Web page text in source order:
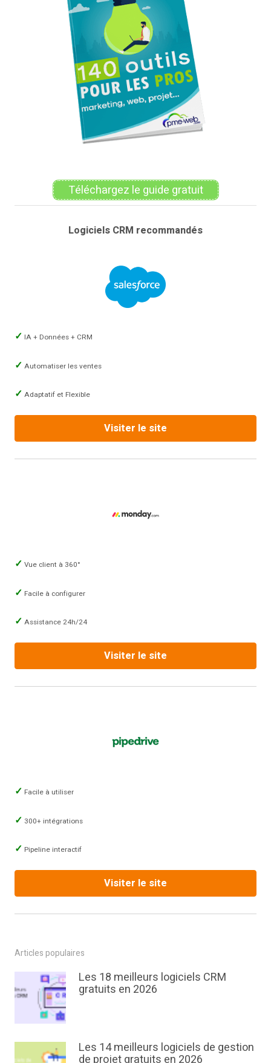
Téléchargez le guide gratuit
Logiciels CRM recommandés
IA + Données + CRM
Automatiser les ventes
Adaptatif et Flexible
Visiter le site
Vue client à 360°
Facile à configurer
Assistance 24h/24
Visiter le site
Facile à utiliser
300+ intégrations
Pipeline interactif
Visiter le site
Articles populaires
Les 18 meilleurs logiciels CRM
gratuits en 2026
Les 14 meilleurs logiciels de gestion
de projet gratuits en 2026